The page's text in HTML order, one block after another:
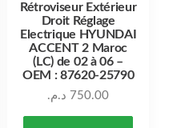
Rétroviseur Extérieur
Droit Réglage
Electrique HYUNDAI
ACCENT 2 Maroc
(LC) de 02 à 06 –
OEM : 87620-25790
750.00 د.م.